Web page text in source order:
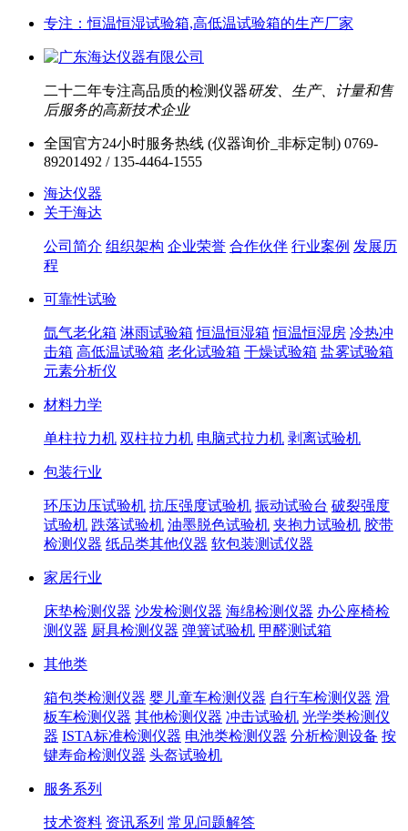
专注：恒温恒湿试验箱,高低温试验箱的生产厂家
二十二年专注高品质的检测仪器研发、生产、计量和售
后服务的高新技术企业
全国官方24小时服务热线 (仪器询价_非标定制) 0769-
89201492 / 135-4464-1555
海达仪器
关于海达
公司简介 组织架构 企业荣誉 合作伙伴 行业案例 发展历
程
可靠性试验
氙气老化箱 淋雨试验箱 恒温恒湿箱 恒温恒湿房 冷热冲
击箱 高低温试验箱 老化试验箱 干燥试验箱 盐雾试验箱
元素分析仪
材料力学
单柱拉力机 双柱拉力机 电脑式拉力机 剥离试验机
包装行业
环压边压试验机 抗压强度试验机 振动试验台 破裂强度
试验机 跌落试验机 油墨脱色试验机 夹抱力试验机 胶带
检测仪器 纸品类其他仪器 软包装测试仪器
家居行业
床垫检测仪器 沙发检测仪器 海绵检测仪器 办公座椅检
测仪器 厨具检测仪器 弹簧试验机 甲醛测试箱
其他类
箱包类检测仪器 婴儿童车检测仪器 自行车检测仪器 滑
板车检测仪器 其他检测仪器 冲击试验机 光学类检测仪
器 ISTA标准检测仪器 电池类检测仪器 分析检测设备 按
键寿命检测仪器 头盔试验机
服务系列
技术资料 资讯系列 常见问题解答